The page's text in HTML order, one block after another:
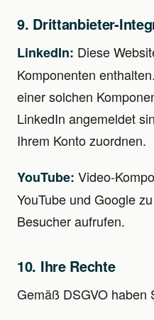
9. Drittanbieter-
LinkedIn: Diese
Komponenten
einer solchen
LinkedIn angemeldet
Ihrem Konto zuordnen.
YouTube: Video-
YouTube und Google
Besucher aufrufen.
10. Ihre Rechte
Gemäß DSGVO haben